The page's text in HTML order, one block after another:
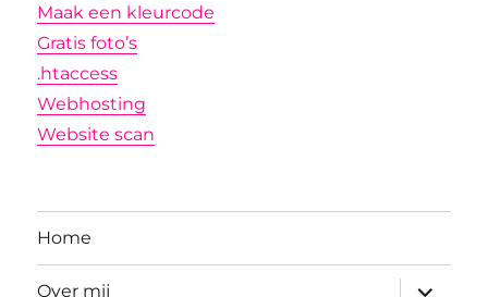
Maak een kleurcode
Gratis foto’s
.htaccess
Webhosting
Website scan
Home
Over mij
submenu